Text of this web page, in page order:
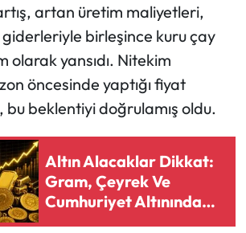
artan üretim maliyetleri,
giderleriyle birleşince kuru çay
olarak yansıdı. Nitekim
öncesinde yaptığı fiyat
beklentiyi doğrulamış oldu.
Altın Alacaklar Dikkat:
Gram, Çeyrek Ve
Cumhuriyet Altınında
Fiyatlar Değişti